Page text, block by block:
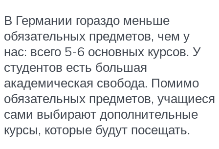
В Германии гораздо меньше
обязательных предметов, чем у
нас: всего 5-6 основных курсов. У
студентов есть большая
академическая свобода. Помимо
обязательных предметов, учащиеся
сами выбирают дополнительные
курсы, которые будут посещать.